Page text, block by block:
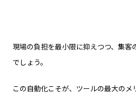
現場の負担を最小限に抑えつつ、集客
でしょう。
この自動化こそが、ツールの最大のメ